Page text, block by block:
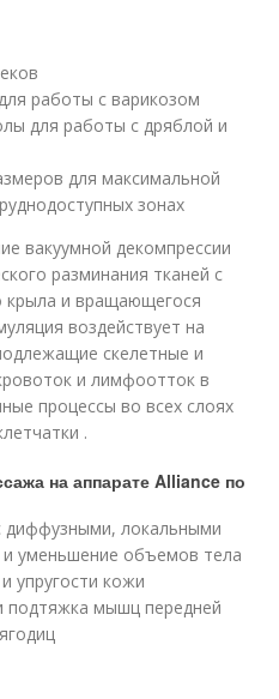
работы с варикозом
для работы с дряблой и
для максимальной
зонах
вакуумной декомпрессии
разминания тканей с
и вращающегося
воздействует на
скелетные и
и лимфоотток в
процессы во всех слоях
.
на аппарате Alliance по
диффузными, локальными
уменьшение объемов тела
упругости кожи
подтяжка мышц передней